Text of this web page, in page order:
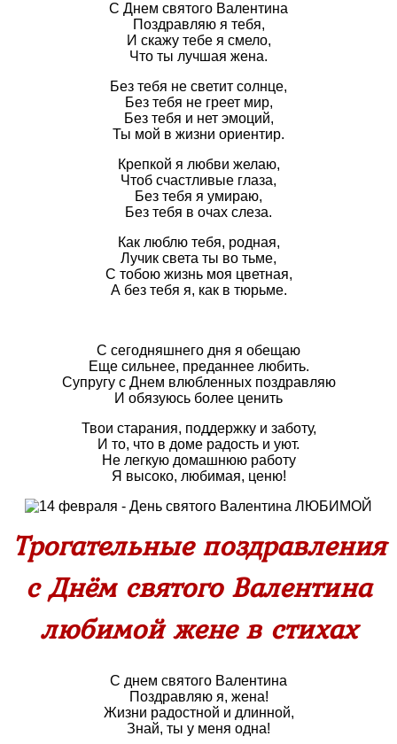
С Днем святого Валентина
Поздравляю я тебя,
И скажу тебе я смело,
Что ты лучшая жена.
Без тебя не светит солнце,
Без тебя не греет мир,
Без тебя и нет эмоций,
Ты мой в жизни ориентир.
Крепкой я любви желаю,
Чтоб счастливые глаза,
Без тебя я умираю,
Без тебя в очах слеза.
Как люблю тебя, родная,
Лучик света ты во тьме,
С тобою жизнь моя цветная,
А без тебя я, как в тюрьме.
С сегодняшнего дня я обещаю
Еще сильнее, преданнее любить.
Супругу с Днем влюбленных поздравляю
И обязуюсь более ценить
Твои старания, поддержку и заботу,
И то, что в доме радость и уют.
Не легкую домашнюю работу
Я высоко, любимая, ценю!
Трогательные поздравления
с Днём святого Валентина
любимой жене в стихах
С днем святого Валентина
Поздравляю я, жена!
Жизни радостной и длинной,
Знай, ты у меня одна!